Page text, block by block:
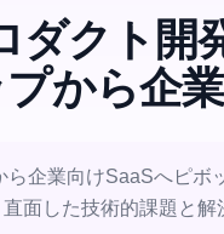
ダクト開
から企
ら企業向けSaaSへピボ
面した技術的課題と解